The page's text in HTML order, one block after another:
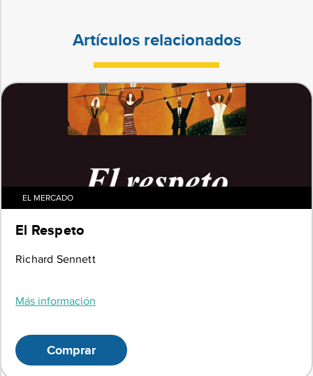
Artículos relacionados
EL MERCADO
El Respeto
Richard Sennett
Más información
Comprar